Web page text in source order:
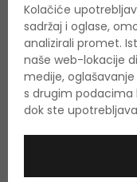
Kolačiće
sadržaj i oglase,
analizirali promet.
naše web-lokacije
medije,
s drugim podacima
dok ste